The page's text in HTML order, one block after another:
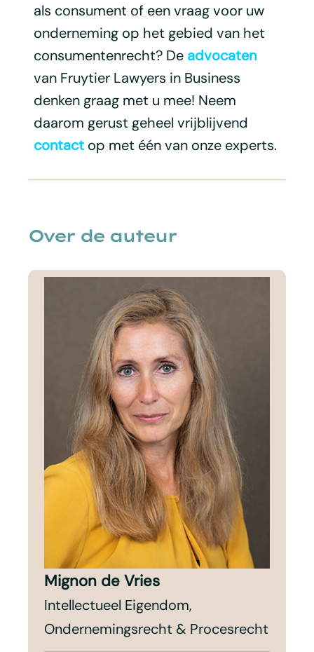
als consument of een vraag voor uw
onderneming op het gebied van het
consumentenrecht? De advocaten
van Fruytier Lawyers in Business
denken graag met u mee! Neem
daarom gerust geheel vrijblijvend
contactop met één van onze experts.
Over de auteur
Mignon de Vries
Intellectueel Eigendom,
Ondernemingsrecht & Procesrecht